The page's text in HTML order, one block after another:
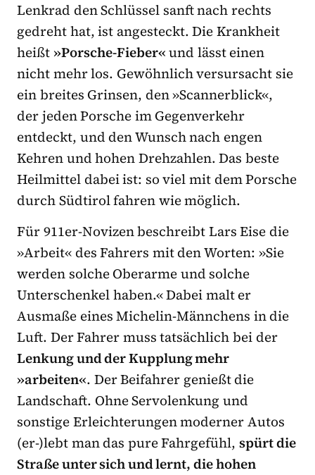
Lenkrad den Schlüssel sanft nach rechts
gedreht hat, ist angesteckt. Die Krankheit
heißt »Porsche-Fieber«und lässt einen
nicht mehr los. Gewöhnlich versursacht sie
ein breites Grinsen, den »Scannerblick«,
der jeden Porsche im Gegenverkehr
entdeckt, und den Wunsch nach engen
Kehren und hohen Drehzahlen. Das beste
Heilmittel dabei ist: so viel mit dem Porsche
durch Südtirol fahren wie möglich.
Für 911er-Novizen beschreibt Lars Eise die
»Arbeit« des Fahrers mit den Worten: »Sie
werden solche Oberarme und solche
Unterschenkel haben.« Dabei malt er
Ausmaße eines Michelin-Männchens in die
Luft. Der Fahrer muss tatsächlich bei der
Lenkung und der Kupplung mehr
»arbeiten«. Der Beifahrer genießt die
Landschaft. Ohne Servolenkung und
sonstige Erleichterungen moderner Autos
(er-)lebt man das pure Fahrgefühl,spürt die
Straße unter sich und lernt, die hohen